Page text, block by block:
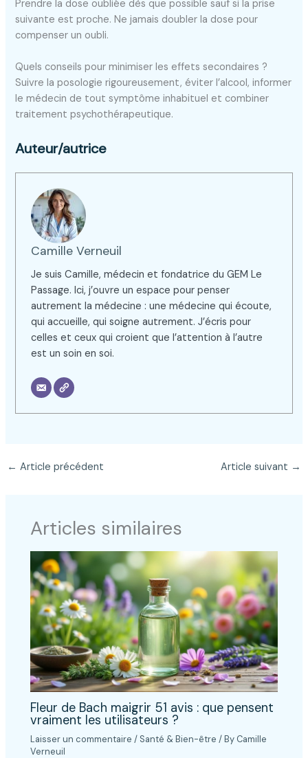
Prendre la dose oubliée dès que possible sauf si la prise
suivante est proche. Ne jamais doubler la dose pour
compenser un oubli.
Quels conseils pour minimiser les effets secondaires ?
Suivre la posologie rigoureusement, éviter l’alcool, informer
le médecin de tout symptôme inhabituel et combiner
traitement psychothérapeutique.
Auteur/autrice
Camille Verneuil
Je suis Camille, médecin et fondatrice du GEM Le
Passage. Ici, j’ouvre un espace pour penser
autrement la médecine : une médecine qui écoute,
qui accueille, qui soigne autrement. J’écris pour
celles et ceux qui croient que l’attention à l’autre
est un soin en soi.
← Article précédent Article suivant →
Articles similaires
Fleur de Bach maigrir 51 avis : que pensent
vraiment les utilisateurs ?
Laisser un commentaire / Santé & Bien-être / By Camille
Verneuil